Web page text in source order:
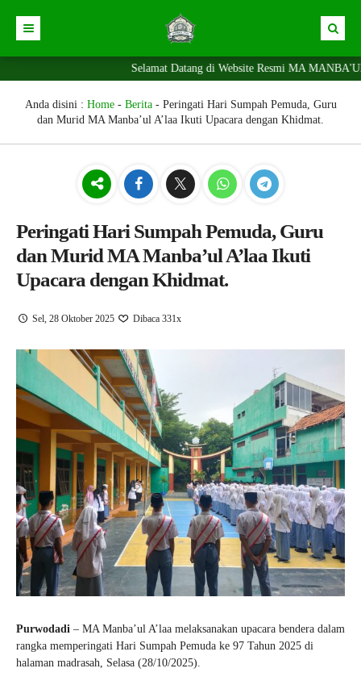
Berita
News
Prestasi
Ekskul
Fasilitas
Pengumuman
Agenda
Vidio
Materi + Tugas
Selamat Datang di Website Resmi MA
Anda disini : Home- Berita- Peringati Hari Sumpah Pemuda, Guru
dan Murid MA Manba’ul A’laa Ikuti Upacara dengan Khidmat.
Peringati Hari Sumpah Pemuda, Guru
dan Murid MA Manba’ul A’laa Ikuti
Upacara dengan Khidmat.
Sel, 28 Oktober 2025 Dibaca 331x
Purwodadi – MA Manba’ul A’laa melaksanakan upacara bendera dalam
rangka memperingati Hari Sumpah Pemuda ke 97 Tahun 2025 di
halaman madrasah, Selasa (28/10/2025).